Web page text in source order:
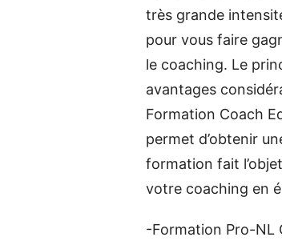
très grande
pour vous faire
le coaching. Le
avantages
Formation Coach
permet d’obtenir
formation fait
votre coaching en
-Formation Pro-NL